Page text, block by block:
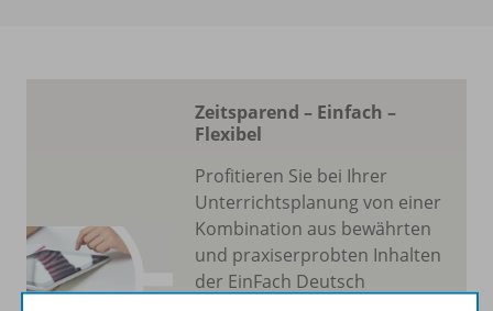
Zeitsparend – Einfach –
Flexibel
Profitieren Sie bei Ihrer
Unterrichtsplanung von einer
Kombination aus bewährten
und praxiserprobten Inhalten
der EinFach Deutsch